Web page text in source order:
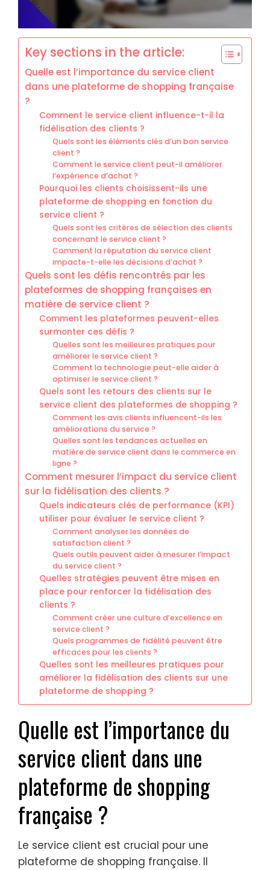
Key sections in the article:
Quelle est l’importance du service client
dans une plateforme de shopping française
?
Comment le service client influence-t-il la
fidélisation des clients ?
Quels sont les éléments clés d’un bon service
client ?
Comment le service client peut-il améliorer
l’expérience d’achat ?
Pourquoi les clients choisissent-ils une
plateforme de shopping en fonction du
service client ?
Quels sont les critères de sélection des clients
concernant le service client ?
Comment la réputation du service client
impacte-t-elle les décisions d’achat ?
Quels sont les défis rencontrés par les
plateformes de shopping françaises en
matière de service client ?
Comment les plateformes peuvent-elles
surmonter ces défis ?
Quelles sont les meilleures pratiques pour
améliorer le service client ?
Comment la technologie peut-elle aider à
optimiser le service client ?
Quels sont les retours des clients sur le
service client des plateformes de shopping ?
Comment les avis clients influencent-ils les
améliorations du service ?
Quelles sont les tendances actuelles en
matière de service client dans le commerce en
ligne ?
Comment mesurer l’impact du service client
sur la fidélisation des clients ?
Quels indicateurs clés de performance (KPI)
utiliser pour évaluer le service client ?
Comment analyser les données de
satisfaction client ?
Quels outils peuvent aider à mesurer l’impact
du service client ?
Quelles stratégies peuvent être mises en
place pour renforcer la fidélisation des
clients ?
Comment créer une culture d’excellence en
service client ?
Quels programmes de fidélité peuvent être
efficaces pour les clients ?
Quelles sont les meilleures pratiques pour
améliorer la fidélisation des clients sur une
plateforme de shopping ?
Quelle est l’importance du
service client dans une
plateforme de shopping
française ?
Le service client est crucial pour une
plateforme de shopping française. Il